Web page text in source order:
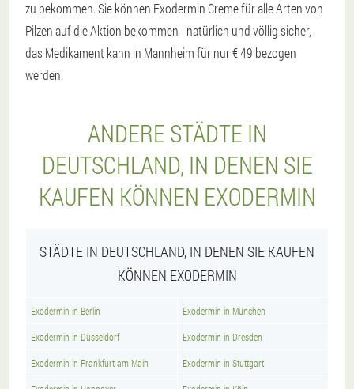
zu bekommen. Sie können Exodermin Creme für alle Arten von
Pilzen auf die Aktion bekommen - natürlich und völlig sicher,
das Medikament kann in Mannheim für nur € 49 bezogen
werden.
ANDERE STÄDTE IN
DEUTSCHLAND, IN DENEN SIE
KAUFEN KÖNNEN EXODERMIN
STÄDTE IN DEUTSCHLAND, IN DENEN SIE KAUFEN
KÖNNEN EXODERMIN
Exodermin in Berlin Exodermin in München
Exodermin in Düsseldorf Exodermin in Dresden
Exodermin in Frankfurt am Main Exodermin in Stuttgart